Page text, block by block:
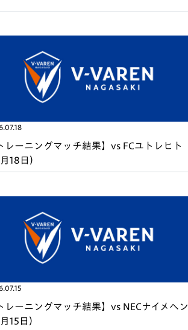
レーニングマッチ結果】vs FCユトレヒト
18日）
レーニングマッチ結果】vs NECナイメヘン
15日）